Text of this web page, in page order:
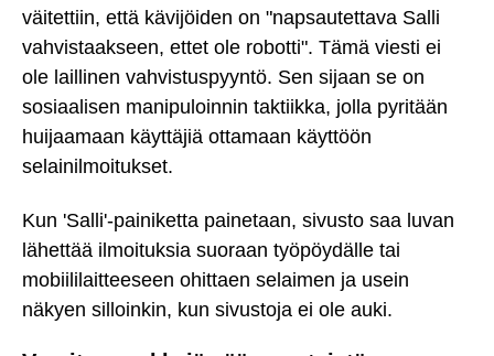
väitettiin, että kävijöiden on "napsautettava Salli
vahvistaakseen, ettet ole robotti". Tämä viesti ei
ole laillinen vahvistuspyyntö. Sen sijaan se on
sosiaalisen manipuloinnin taktiikka, jolla pyritään
huijaamaan käyttäjiä ottamaan käyttöön
selainilmoitukset.
Kun 'Salli'-painiketta painetaan, sivusto saa luvan
lähettää ilmoituksia suoraan työpöydälle tai
mobiililaitteeseen ohittaen selaimen ja usein
näkyen silloinkin, kun sivustoja ei ole auki.